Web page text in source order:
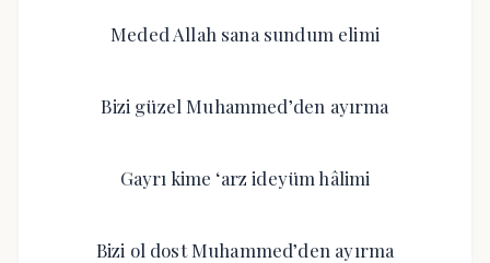
Meded Allah sana sundum elimi
Bizi güzel Muhammed’den ayırma
Gayrı kime ‘arz ideyüm hâlimi
Bizi ol dost Muhammed’den ayırma